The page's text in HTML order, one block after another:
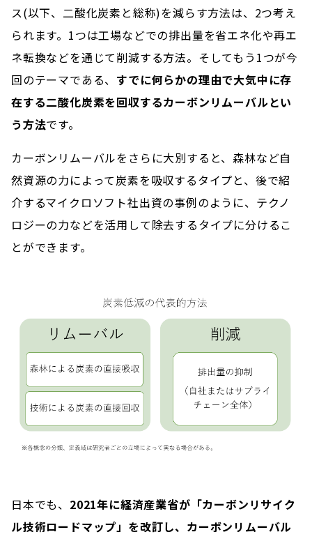
ス(以下、二酸化炭素と総称)を減らす方法は、2つ考え
られます。1つは工場などでの排出量を省エネ化や再エ
ネ転換などを通じて削減する方法。そしてもう1つが今
回のテーマである、 すでに何らかの理由で大気中に存
在する二酸化炭素を回収するカーボンリムーバルとい
う方法です。
カーボンリムーバルをさらに大別すると、森林など自
然資源の力によって炭素を吸収するタイプと、後で紹
介するマイクロソフト社出資の事例のように、テクノ
ロジーの力などを活用して除去するタイプに分けるこ
とができます。
日本でも、 2021年に経済産業省が「カーボンリサイク
ル技術ロードマップ」を改訂し、カーボンリムーバル